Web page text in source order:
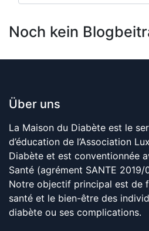
Noch kein
Über uns
La Maison du Diabète est le
d’éducation de l’Association
Diabète et est conventionnée
Santé (agrément SANTE 2019/
Notre objectif principal est de
santé et le bien-être des
diabète ou ses complications.